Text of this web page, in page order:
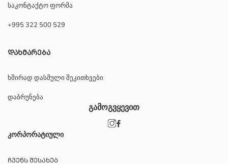
საკონტაქტო ფორმა
+995 322 500 529
ᲓᲐᲮᲛᲐᲠᲔᲑᲐ
ხშირად დასმული შეკითხვები
დაბრუნება
კორპორატიული
ᲩᲕᲔᲜᲡ ᲨᲔᲡᲐᲮᲔᲑ
გამოგვყევით